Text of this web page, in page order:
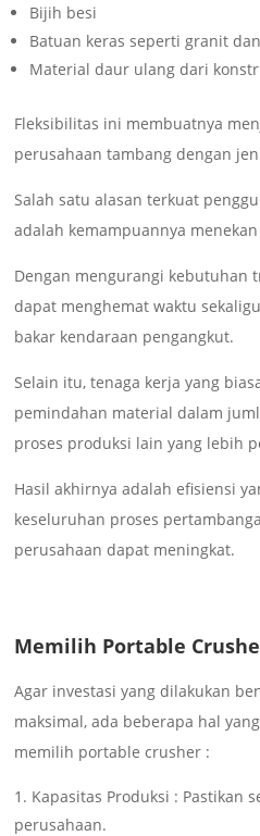
Bijih besi
Batuan keras seperti granit
Material daur ulang dari
Fleksibilitas ini membuatnya
perusahaan tambang dengan
Salah satu alasan terkuat
adalah kemampuannya
Dengan mengurangi kebutuhan
dapat menghemat waktu
bakar kendaraan pengangkut.
Selain itu, tenaga kerja yang
pemindahan material dalam
proses produksi lain yang lebih
Hasil akhirnya adalah efisiensi
keseluruhan proses
perusahaan dapat meningkat.
Memilih Portable
Agar investasi yang dilakukan
maksimal, ada beberapa hal
memilih portable crusher :
Kapasitas Produksi : Pastikan
perusahaan.